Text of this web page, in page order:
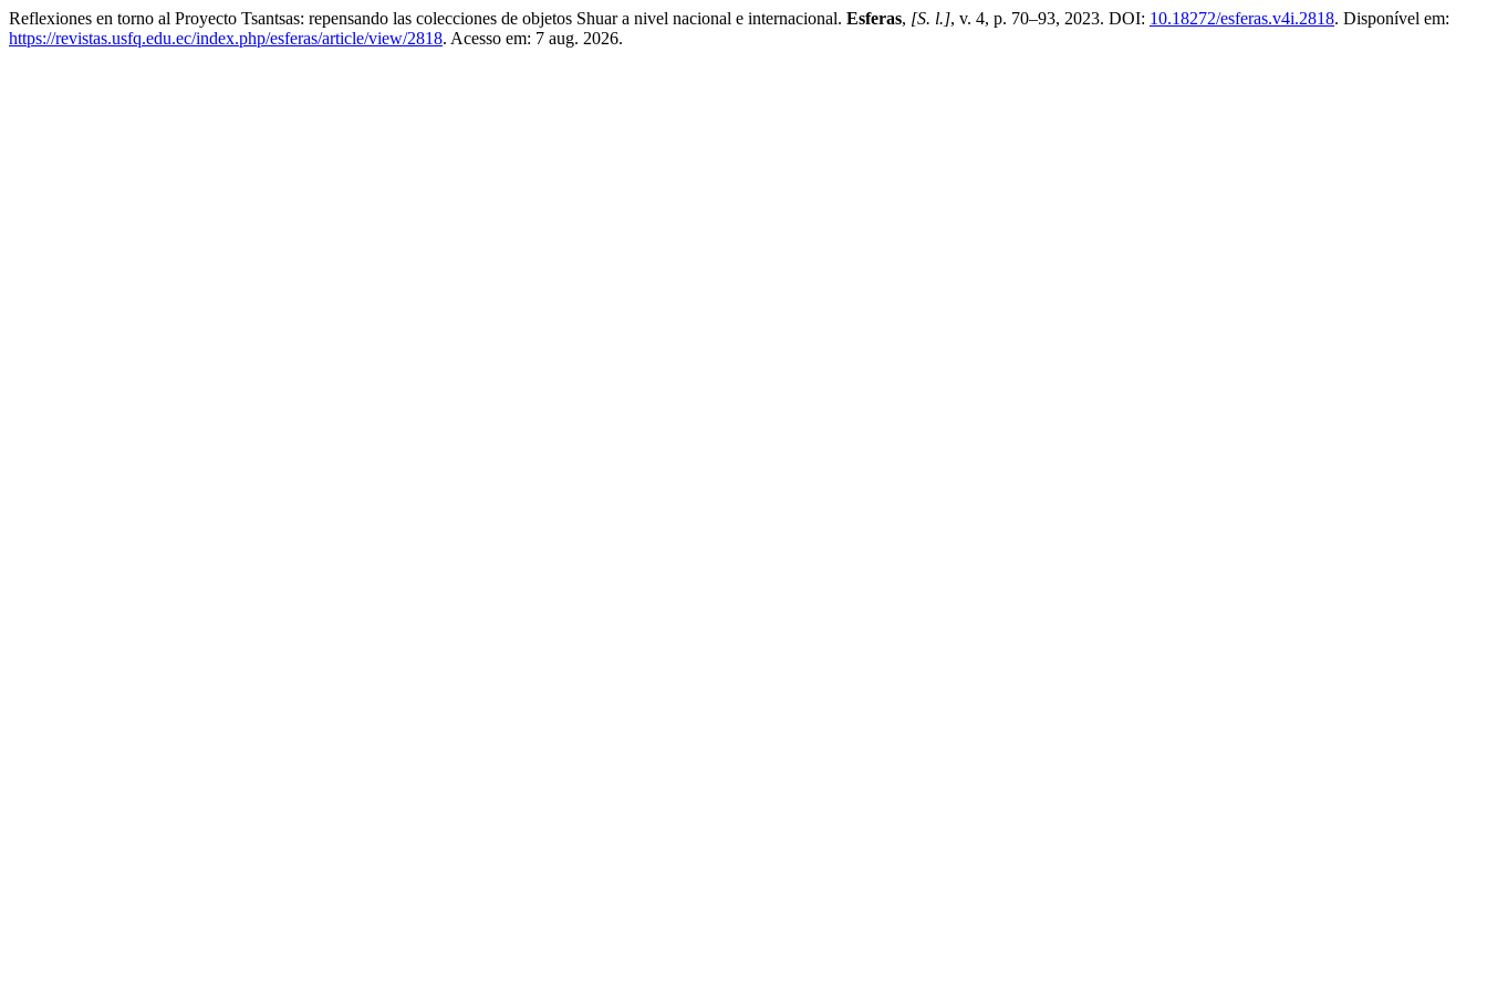
Reflexiones en torno al Proyecto Tsantsas: repensando las colecciones de objetos Shuar a nivel nacional e internacional. Esferas, [S. l.], v. 4, p. 70–93, 2023. DOI: 10.18272/esferas.v4i.2818. Disponível em:
https://revistas.usfq.edu.ec/index.php/esferas/article/view/2818. Acesso em: 7 aug. 2026.